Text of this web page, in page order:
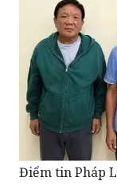
Điểm tin Pháp
phá đường
tỷ đồng